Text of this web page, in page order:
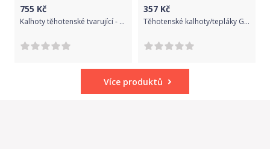
755 Kč
Kalhoty těhotenské tvarující - KALI červené - Be MaaMaa velikost XS
357 Kč
Těhotenské kalhoty/tepláky Gregx, Awan s kapsami - černé
Více produktů